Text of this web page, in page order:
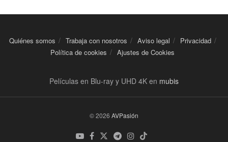
Quiénes somos Trabaja con nosotros Aviso legal
Privacidad
Política de cookies
Ajustes de Cookies
Películas en Blu-ray y UHD 4K en mubis
© 2026 AVPasión